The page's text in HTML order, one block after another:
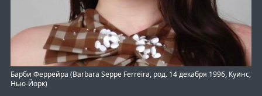
Барби Феррейра (Barbara Seppe Ferreira, род. 14 декабря 1996, Куинс,
Нью-Йорк)